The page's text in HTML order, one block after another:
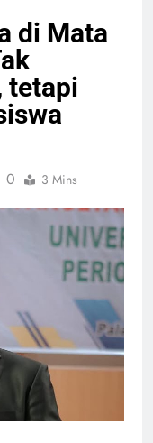
di Mata
tetapi
0 3 Mins